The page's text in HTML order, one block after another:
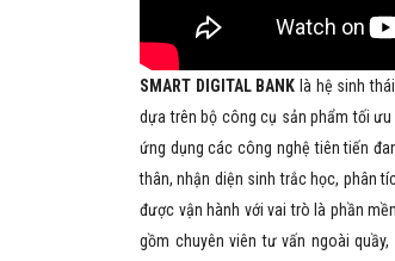
SMART DIGITAL BANK là hệ sinh
dựa trên bộ công cụ sản phẩm tối
ứng dụng các công nghệ tiên tiến
thân, nhận diện sinh trắc học, phân
được vận hành với vai trò là phần
gồm chuyên viên tư vấn ngoài